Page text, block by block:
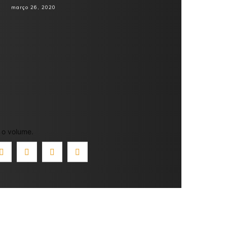
março 26, 2020
volume.